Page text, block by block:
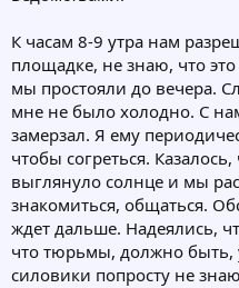
К часам 8-9 утра нам
площадке, не знаю, что
мы простояли до вечера.
мне не было холодно. С
замерзал. Я ему
чтобы согреться.
выглянуло солнце и мы
знакомиться, общаться.
ждет дальше. Надеялись,
что тюрьмы, должно быть,
силовики попросту не